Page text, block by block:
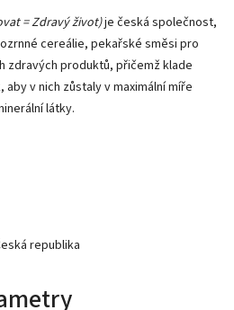
= Zdravý život)je česká společnost,
cereálie, pekařské směsi pro
zdravých produktů, přičemž klade
v nich zůstaly v maximální míře
látky.
republika